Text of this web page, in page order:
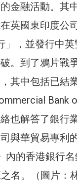
金融活動。其
英國東印度公
，並發行中
。到了鴉片戰
其中包括已結
Bank
也解答了銀行
與華貿易專利的